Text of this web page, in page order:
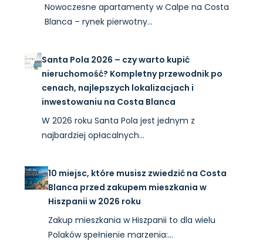
Nowoczesne apartamenty w Calpe na Costa
Blanca – rynek pierwotny…
Santa Pola 2026 – czy warto kupić
nieruchomość? Kompletny przewodnik po
cenach, najlepszych lokalizacjach i
inwestowaniu na Costa Blanca
W 2026 roku Santa Pola jest jednym z
najbardziej opłacalnych…
10 miejsc, które musisz zwiedzić na Costa
Blanca przed zakupem mieszkania w
Hiszpanii w 2026 roku
Zakup mieszkania w Hiszpanii to dla wielu
Polaków spełnienie marzenia:…